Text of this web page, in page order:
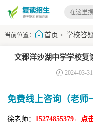
当前位置： 首页 > 学校答
文郡洋沙湖中学学校复
2024-03-31
免费线上咨询（老师
徐老师： 15274855379←点